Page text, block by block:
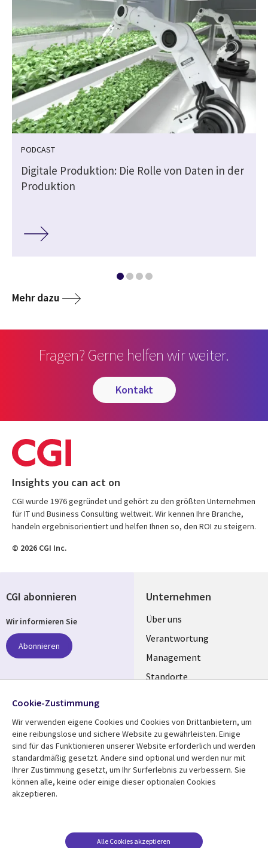
PODCAST
Digitale Produktion: Die Rolle von Daten in der
Produktion
Mehr dazu
Fragen? Gerne helfen wir weiter.
kontakt
Insights you can act on
CGI wurde 1976 gegründet und gehört zu den größten Unternehmen
für IT und Business Consulting weltweit. Wir kennen Ihre Branche,
handeln ergebnisorientiert und helfen Ihnen so, den ROI zu steigern.
© 2026 CGI Inc.
Unternehmen
Useful
links
GERMANY
Über uns
Verantwortung
Management
Standorte
Mediathek
Library
GERMANY
Aktuelles
Rechtliches
Beschwerden/Hinweise
CGI abonnieren
Wir informieren Sie
Abonnieren
Folgen Sie uns
Social
Media
GERMANY
Cookie-Zustimmung
Wir verwenden eigene Cookies und Cookies von Drittanbietern, um
eine reibungslose und sichere Website zu gewährleisten. Einige
sind für das Funktionieren unserer Website erforderlich und werden
standardmäßig gesetzt. Andere sind optional und werden nur mit
Ihrer Zustimmung gesetzt, um Ihr Surferlebnis zu verbessern. Sie
können alle, keine oder einige dieser optionalen Cookies
akzeptieren.
Alle Cookies akzeptieren